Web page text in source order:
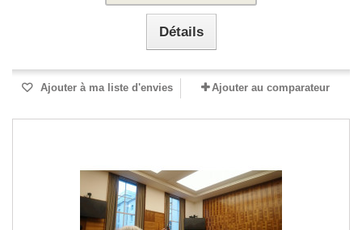
Détails
Ajouter à ma liste d'envies Ajouter au comparateur